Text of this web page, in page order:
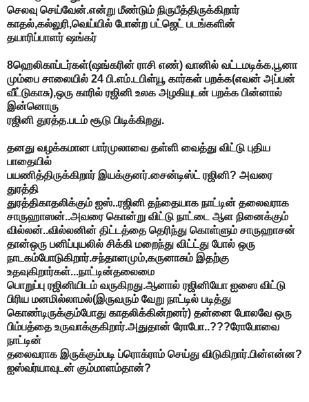
செலவு செய்வேன்.என்று மீண்டும் நிருபீத்திருக்கிறார்
காதல்,கல்லுரி,வெய்யில் போன்ற பட்ஜெட் படங்களின்
தயாரிப்பாளர் ஷங்கர்
8ஹெலிகாப்டர்கள்(ஷங்கரின் ராசி எண்) வானில் வட்டமடிக்க,பூனா
மும்பை சாலையில் 24 பி.எம்.டபிள்யூ கார்கள் பறக்க(எவன் அப்பன்
வீட்டுகாசு),ஒரு காரில் ரஜினி உலக அழகியுடன் பறக்க பின்னால்
இன்னொரு
ரஜினி துரத்த.படம் சூடு பிடிக்கிறது.
தனது வழக்கமான பார்முலாவை தள்ளி வைத்து விட்டு புதிய
பாதையில்
பயணித்திருக்கிறார் இயக்குனர்.சைன்டிஸ்ட் ரஜினி? அவரை
துரத்தி
துரத்திகாதலிக்கும் ஐஸ்..ரஜினி தந்தையாக நாட்டின் தலைவராக
சாருஹாஸன்..அவரை கொன்று விட்டு நாட்டை ஆள நினைக்கும்
வில்லன்..வில்லனின் திட்டத்தை தெரிந்து கொள்ளும் சாருஹாசன்
தான்ஒரு பனிப்புயலில் சிக்கி மறைந்து விட்ட்து போல் ஒரு
நாடகம்போடுகிறார்.சந்தானமும்,கருனாசும் இதற்கு
உதவுகிறார்கள்...நாட்டின்தலைமை
பொறுப்பு ரஜினியிடம் வருகிறது.ஆனால் ரஜினியோ ஐஸை விட்டு
பிரிய மனமில்லாமல்(இருவரும் வேறு நாட்டில் படித்து
கொண்டிருக்கும்போது காதலிக்கின்றனர்) தன்னை போலவே ஒரு
பிம்பத்தை உருவாக்குகிறார்.அதுதான் ரோபோ..???ரோபோவை
நாட்டின்
தலைவராக இருக்கும்படி ப்ரொக்ராம் செய்து விடுகிறார்.பின்என்ன?
ஐஸ்வர்யாவுடன் கும்மாளம்தான்?